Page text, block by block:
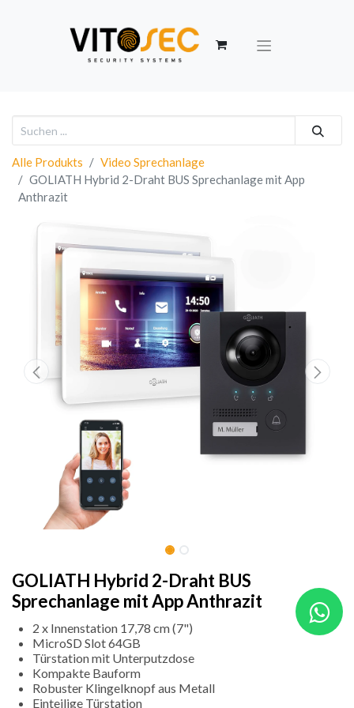
Alle Produkts
Video Sprechanlage
GOLIATH Hybrid 2-Draht BUS Sprechanlage mit App
Anthrazit
GOLIATH Hybrid 2-Draht BUS
Sprechanlage mit App Anthrazit
2 x Innenstation 17,78 cm (7")
MicroSD Slot 64GB
Türstation mit Unterputzdose
Kompakte Bauform
Robuster Klingelknopf aus Metall
Einteilige Türstation